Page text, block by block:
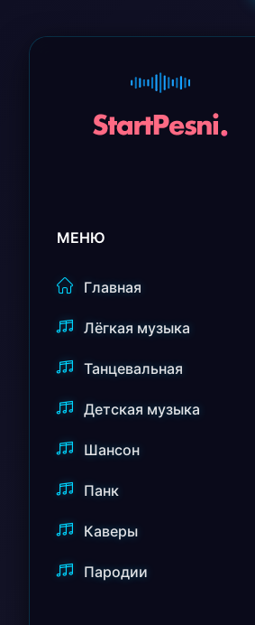
МЕНЮ
Главная
Лёгкая музыка
Танцевальная
Детская музыка
Шансон
Панк
Каверы
Пародии